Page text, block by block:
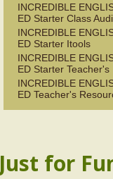
INCREDIBLE
ED Starter Class
INCREDIBLE
ED Starter Itools
INCREDIBLE
ED Starter Teacher's
INCREDIBLE
ED Teacher's
Just for